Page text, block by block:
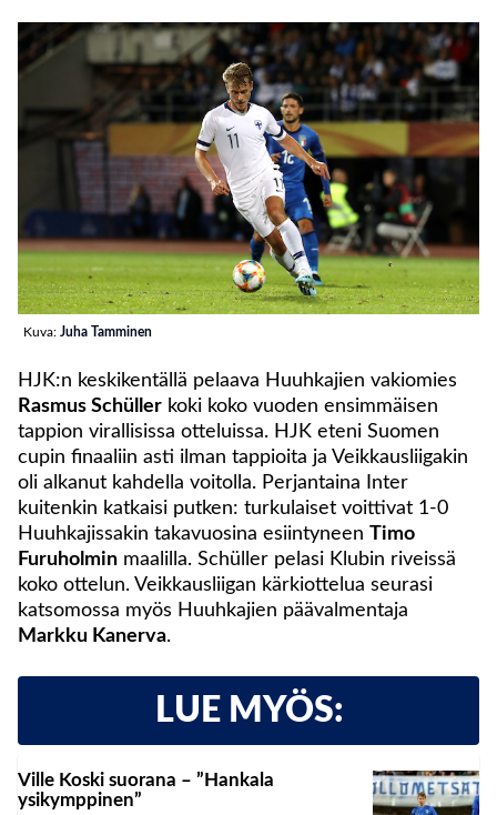
Kuva: Juha Tamminen
HJK:n keskikentällä pelaava Huuhkajien vakiomies
Rasmus Schüller koki koko vuoden ensimmäisen
tappion virallisissa otteluissa. HJK eteni Suomen
cupin finaaliin asti ilman tappioita ja Veikkausliigakin
oli alkanut kahdella voitolla. Perjantaina Inter
kuitenkin katkaisi putken: turkulaiset voittivat 1-0
Huuhkajissakin takavuosina esiintyneen
Timo
Furuholmin maalilla. Schüller pelasi Klubin riveissä
koko ottelun. Veikkausliigan kärkiottelua seurasi
katsomossa myös Huuhkajien päävalmentaja
Markku Kanerva.
LUE MYÖS:
Ville Koski suorana – ”Hankala
ysikymppinen”